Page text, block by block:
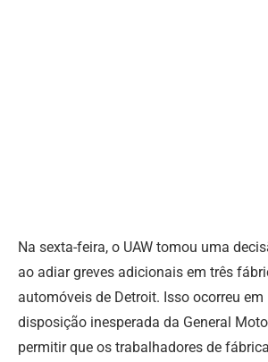
Na sexta-feira, o UAW tomou uma
ao adiar greves adicionais em três
automóveis de Detroit. Isso ocorreu em
disposição inesperada da General
permitir que os trabalhadores de